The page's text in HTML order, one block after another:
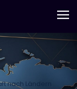
nach Ländern